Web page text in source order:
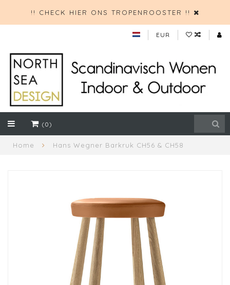
!! CHECK HIER ONS TROPENROOSTER !!
EUR
(0)
Home Hans Wegner Barkruk CH56 & CH58